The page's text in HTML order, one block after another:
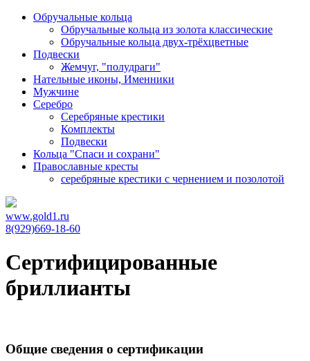
Обручальные кольца
Обручальные кольца из золота классические
Обручальные кольца двух-трёхцветные
Подвески
Жемчуг, "полудраги"
Нательные иконы, Именники
Мужчине
Серебро
Серебряные крестики
Комплекты
Подвески
Кольца "Спаси и сохрани"
Православные кресты
cеребряные крестики с чернением и позолотой
www.gold1.ru
8(929)669-18-60
Сертифицированные
бриллианты
Общие сведения о сертификации